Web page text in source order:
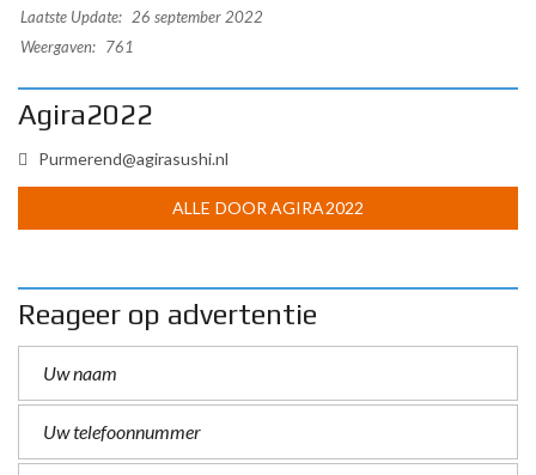
Laatste Update: 26 september 2022
Weergaven: 761
Agira2022
Purmerend@agirasushi.nl
ALLE DOOR AGIRA2022
Reageer op advertentie